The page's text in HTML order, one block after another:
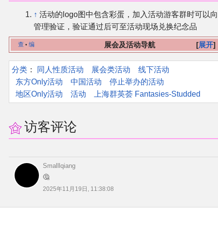
↑ 活动的logo图中包含彩蛋，加入活动游客群时可以向
管理验证，验证通过后可至活动现场兑换纪念品
展开
查 • 编 展会及活动导航
分类 ：​ 同人性质活动 展会类活动
线下活动
东方Only活动
中国活动
停止举办的活动
地区Only活动
活动 上海群英荟 Fantasies-Studded
访客评论
Smalllqiang
🤔
2025年11月19日, 11:38:08